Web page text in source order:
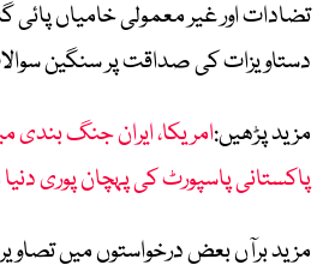
تضادات اور غیر معمولی خامیاں پائی
دستاویزات کی صداقت پر سنگین
مزید پڑھیں:امریکا، ایران جنگ بندی
پاکستانی پاسپورٹ کی پہچان پوری
مزید برآں بعض درخواستوں میں